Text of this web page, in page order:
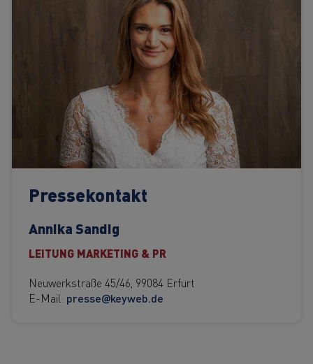
Pressekontakt
Annika Sandig
LEITUNG MARKETING & PR
Neuwerkstraße 45/46, 99084 Erfurt
E-Mail: presse@keyweb.de